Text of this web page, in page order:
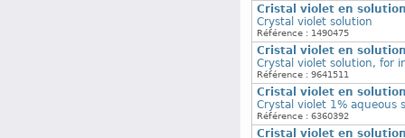
Cristal violet en
Crystal violet solution
Référence : 1490475
Cristal violet en
Crystal violet solution, for
Référence : 9641511
Cristal violet en
Crystal violet 1% aqueous
Référence : 6360392
Cristal violet en